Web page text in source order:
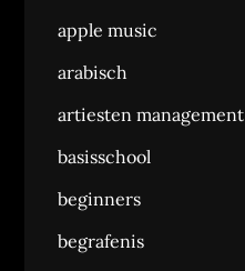
apple music
arabisch
artiesten management
basisschool
beginners
begrafenis